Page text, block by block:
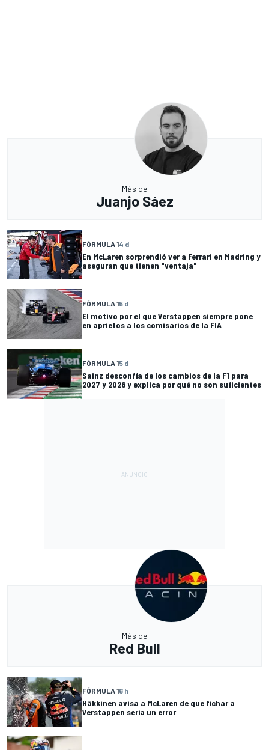
Más de
Juanjo Sáez
FÓRMULA 14 d
En McLaren sorprendió ver a Ferrari en Madring y
aseguran que tienen "ventaja"
FÓRMULA 15 d
El motivo por el que Verstappen siempre pone
en aprietos a los comisarios de la FIA
FÓRMULA 15 d
Sainz desconfía de los cambios de la F1 para
2027 y 2028 y explica por qué no son suficientes
Más de
Red Bull
FÓRMULA 16 h
Häkkinen avisa a McLaren de que fichar a
Verstappen sería un error